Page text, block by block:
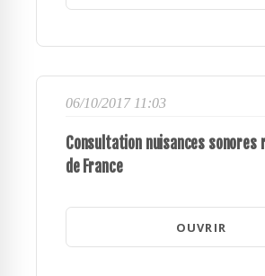
06/10/2017 11:03
Consultation nuisances sonores
de France
OUVRIR